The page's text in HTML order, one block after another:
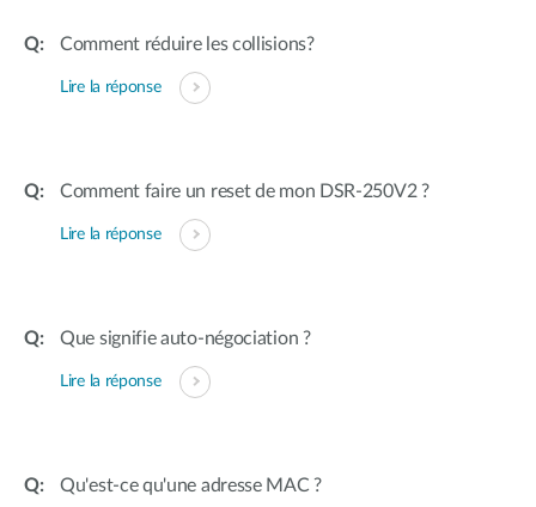
Comment réduire les collisions?
Lire la réponse
Comment faire un reset de mon DSR-250V2 ?
Lire la réponse
Que signifie auto-négociation ?
Lire la réponse
Qu'est-ce qu'une adresse MAC ?